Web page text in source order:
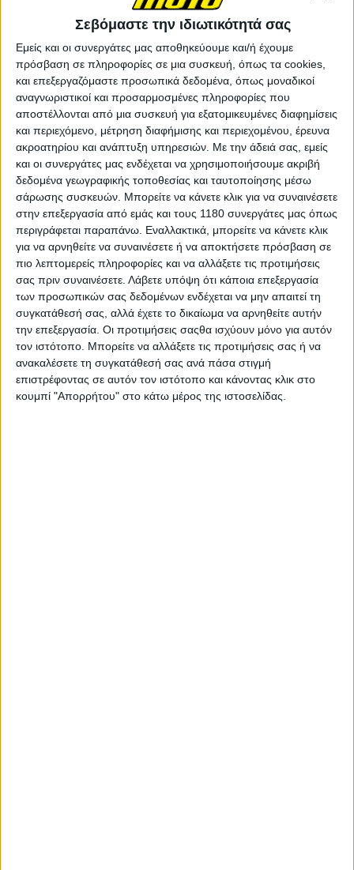
Σεβόμαστε την ιδιωτικότητά σας
Εμείς και οι συνεργάτες μας αποθηκεύουμε και/ή έχουμε
πρόσβαση σε πληροφορίες σε μια συσκευή, όπως τα cookies,
και επεξεργαζόμαστε προσωπικά δεδομένα, όπως μοναδικοί
αναγνωριστικοί και προσαρμοσμένες πληροφορίες που
αποστέλλονται από μια συσκευή για εξατομικευμένες διαφημίσεις
και περιεχόμενο, μέτρηση διαφήμισης και περιεχομένου, έρευνα
ακροατηρίου και ανάπτυξη υπηρεσιών. Με την άδειά σας, εμείς
και οι συνεργάτες μας ενδέχεται να χρησιμοποιήσουμε ακριβή
δεδομένα γεωγραφικής τοποθεσίας και ταυτοποίησης μέσω
σάρωσης συσκευών. Μπορείτε να κάνετε κλικ για να συναινέσετε
στην επεξεργασία από εμάς και τους 1180 συνεργάτες μας όπως
περιγράφεται παραπάνω. Εναλλακτικά, μπορείτε να κάνετε κλικ
για να αρνηθείτε να συναινέσετε ή να αποκτήσετε πρόσβαση σε
πιο λεπτομερείς πληροφορίες και να αλλάξετε τις προτιμήσεις
σας πριν συναινέσετε. Λάβετε υπόψη ότι κάποια επεξεργασία
των προσωπικών σας δεδομένων ενδέχεται να μην απαιτεί τη
συγκατάθεσή σας, αλλά έχετε το δικαίωμα να αρνηθείτε αυτήν
την επεξεργασία. Οι προτιμήσεις σαςθα ισχύουν μόνο για αυτόν
τον ιστότοπο. Μπορείτε να αλλάξετε τις προτιμήσεις σας ή να
ανακαλέσετε τη συγκατάθεσή σας ανά πάσα στιγμή
επιστρέφοντας σε αυτόν τον ιστότοπο και κάνοντας κλικ στο
κουμπί "Απορρήτου" στο κάτω μέρος της ιστοσελίδας.
Το 2026, μαζί με το καθιερωμένο πρόγραμμα
μουσικών συναυλιών, επιστρέφουν όλα τα στοιχεία
που έχουν κάνει το BFI μοναδικό. Το μεγαλύτερο
μοτοσυκλετιστικό Show της Ευρώπης, με παρουσία
κορυφαίων κατασκευαστών, test rides, αγώνες,
σχολές, εκδρομές και γευσιγνωσίες, που υπόσχονται
να ικανοποιήσουν τους πλέον απαιτητικούς,
προσφέροντας παράλληλα την δυνατότητα σε